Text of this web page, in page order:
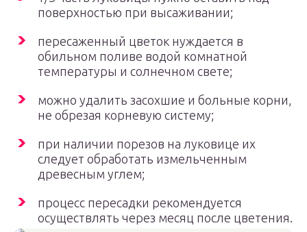
поверхностью при высаживании;
пересаженный цветок нуждается в
обильном поливе водой комнатной
температуры и солнечном свете;
можно удалить засохшие и больные корни,
не обрезая корневую систему;
при наличии порезов на луковице их
следует обработать измельченным
древесным углем;
процесс пересадки рекомендуется
осуществлять через месяц после цветения.